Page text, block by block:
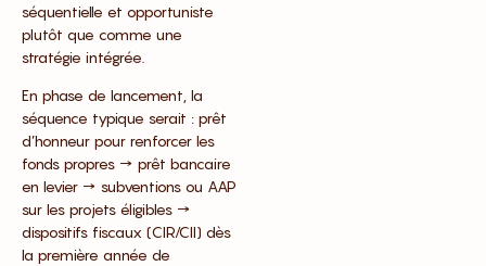
séquentielle et opportuniste
plutôt que comme une
stratégie intégrée.
En phase de lancement, la
séquence typique serait : prêt
d’honneur pour renforcer les
fonds propres → prêt bancaire
en levier → subventions ou AAP
sur les projets éligibles →
dispositifs fiscaux (CIR/CII) dès
la première année de